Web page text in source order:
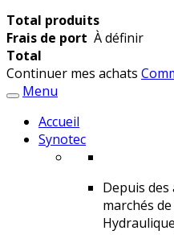
Total produits
Frais de port À définir
Total
Continuer mes achats
Menu
Accueil
Synotec
Depuis
marchés